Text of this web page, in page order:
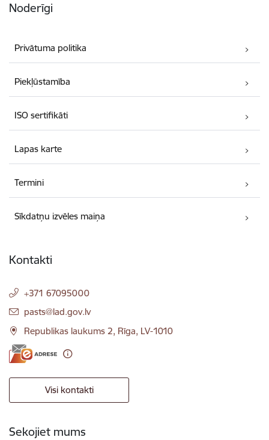
Noderīgi
Privātuma politika
Piekļūstamība
ISO sertifikāti
Lapas karte
Termini
Sīkdatņu izvēles maiņa
Kontakti
+371 67095000
E-pasts:
pasts@lad.gov.lv
Republikas laukums 2, Rīga, LV-1010
Visi kontakti
Sekojiet mums